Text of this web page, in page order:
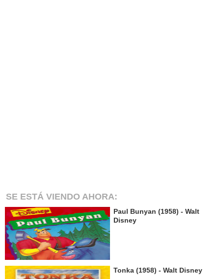
SE ESTÁ VIENDO AHORA:
Paul Bunyan (1958) - Walt
Disney
Tonka (1958) - Walt Disney